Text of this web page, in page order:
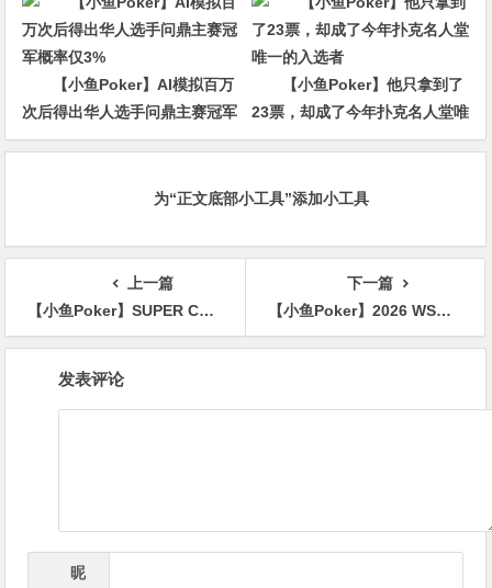
【小鱼Poker】AI模拟百万
次后得出华人选手问鼎主赛冠军
概率仅3%
【小鱼Poker】他只拿到了
23票，却成了今年扑克名人堂唯
一的入选者
为“正文底部小工具”添加小工具
上一篇
【小鱼Poker】SUPER CUP BUSAN：从智力竞技到全球直播内容平台的战略升级
下一篇
【小鱼Poker】2026 WSOP | 单挑之王归来：Dimitar Danchev连克七敌，拿下第二条金手链
发表评论
昵